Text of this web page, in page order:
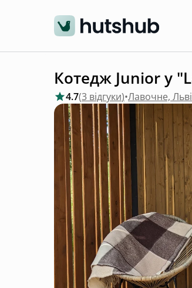
Котедж Junior у
4.7(3 відгуки)•Лавочне,